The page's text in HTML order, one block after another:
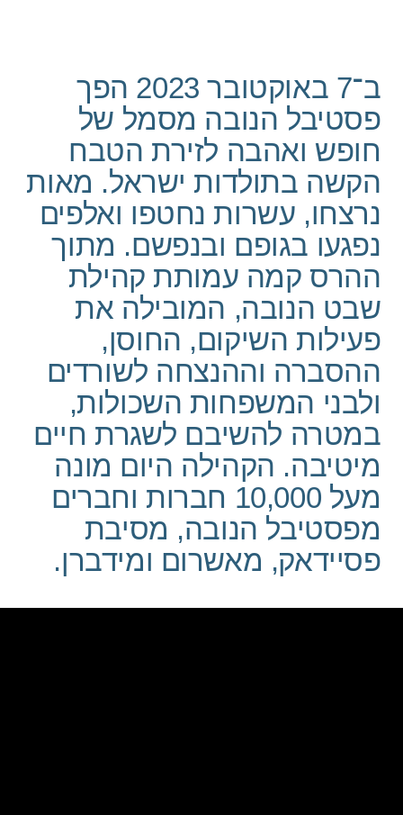
ב־‎7‏ באוקטובר ‎2023‏ הפך
פסטיבל הנובה מסמל של
חופש ואהבה לזירת הטבח
הקשה בתולדות ישראל.‏ מאות
נרצחו, עשרות נחטפו ואלפים
נפגעו בגופם ובנפשם‎.‏ מתוך
ההרס קמה עמותת קהילת
שבט הנובה, המובילה את
פעילות השיקום, החוסן,
ההסברה וההנצחה לשורדים
ולבני המשפחות השכולות,
במטרה להשיבם לשגרת חיים
מיטיבה‎.‏ הקהילה היום מונה
מעל 10,000 חברות וחברים
מפסטיבל הנובה, מסיבת
פסיידאק, מאשרום ומידברן‎.‏